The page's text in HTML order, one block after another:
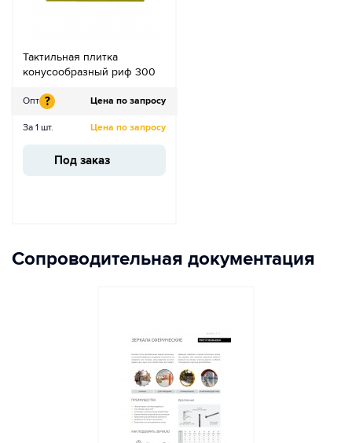
Тактильная плитка
конусообразный риф 300
Опт ? Цена по запросу
За 1 шт. Цена по запросу
Под заказ
Сопроводительная документация